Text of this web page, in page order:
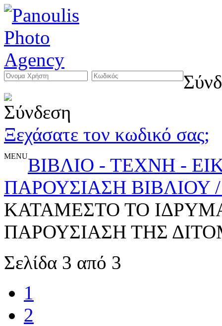
Ξεχάσατε τον κωδικό σας;
MENUΒΙΒΛΙΟ - ΤΕΧΝΗ -
ΠΑΡΟΥΣΙΑΣΗ
ΚΑΤΑΜΕΣΤΟ ΤΟ
ΠΑΡΟΥΣΙΑΣΗ ΤΗΣ
Σελίδα 3 από 3
1
2